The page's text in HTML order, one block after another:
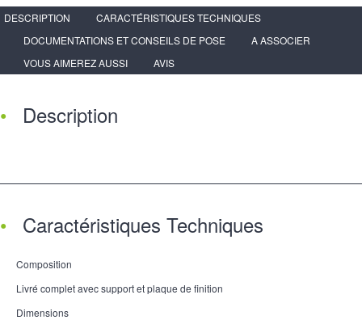
DESCRIPTION
CARACTÉRISTIQUES TECHNIQUES
DOCUMENTATIONS ET CONSEILS DE POSE
A ASSOCIER
VOUS AIMEREZ AUSSI
AVIS
Description
Caractéristiques Techniques
Composition
Livré complet avec support et plaque de finition
Dimensions